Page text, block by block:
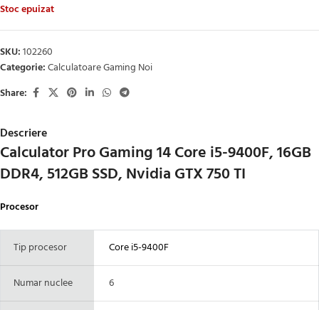
Stoc epuizat
SKU:102260
Categorie:Calculatoare Gaming Noi
Share:
Descriere
Calculator Pro Gaming 14 Core i5-9400F, 16GB
DDR4, 512GB SSD, Nvidia GTX 750 TI
Procesor
Tip procesor Core i5-9400F
Numar nuclee 6